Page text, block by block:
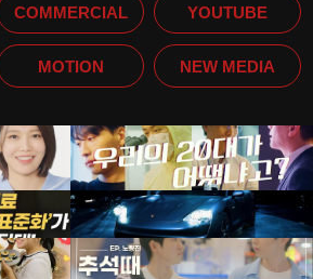
COMMERCIAL YOUTUBE
MOTION NEW MEDIA